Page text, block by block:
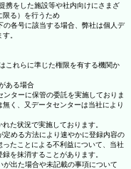
携をした施設等や社内向けにさまざ
限る）を行うため
各号に該当する場合、弊社は個人デ
。
これらに準じた権限を有する機関か
ある場合
ターに保管の委託を実施しておりま
く、又データセンターは当社により
た状況で実施しております。
める方法により速やかに登録内容の
たことによる不利益について、当社
を抹消することがあります。
出た場合や未記載の事項について